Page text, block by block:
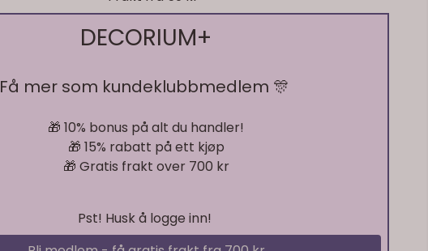
DECORIUM+
Få mer som kundeklubbmedlem 🎊
🎁 10% bonus på alt du handler!
🎁 15% rabatt på ett kjøp
🎁 Gratis frakt over 700 kr
Pst! Husk å logge inn!